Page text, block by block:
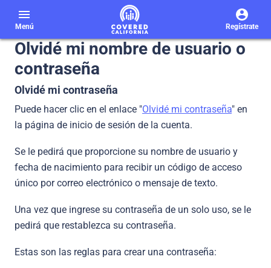
menu
Menú Regístrate
Olvidé mi nombre de usuario o
contraseña
Olvidé mi contraseña
Puede hacer clic en el enlace "Olvidé mi contraseña" en
la página de inicio de sesión de la cuenta.
Se le pedirá que proporcione su nombre de usuario y
fecha de nacimiento para recibir un código de acceso
único por correo electrónico o mensaje de texto.
Una vez que ingrese su contraseña de un solo uso, se le
pedirá que restablezca su contraseña.
Estas son las reglas para crear una contraseña: